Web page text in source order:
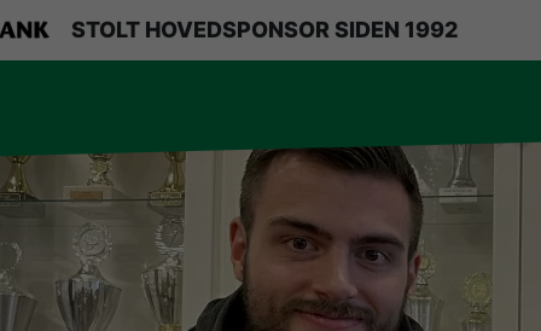
STOLT HOVEDSPONSOR SIDEN 1992
VerdensMindsteStorklub
Sponsorer
Billetsalg / sæsonkort
Presse